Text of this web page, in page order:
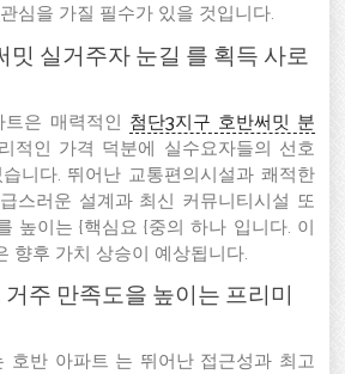
심을 가질 필수가 있을 것입니다.
밋 실거주자 눈길 를 획득 사로
은 매력적인 첨단3지구 호반써밋 분
적인 가격 덕분에 실수요자들의 선호
니다. 뛰어난 교통편의시설과 쾌적한
스러운 설계과 최신 커뮤니티시설 또
높이는 {핵심요 {중의 하나 입니다. 이
향후 가치 상승이 예상됩니다.
주 만족도을 높이는 프리미
호반 아파트 는 뛰어난 접근성과 최고